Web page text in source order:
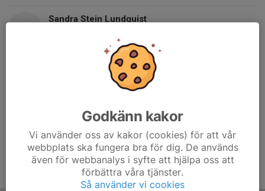
Sandra Stein Lundquist
Sandra.stein@mercuragent.se
073-366 46 23
mats.bg.ahnlund@gmail.com
Godkänn kakor
Vi använder oss av kakor (cookies) för att vår
webbplats ska fungera bra för dig. De används
även för webbanalys i syfte att hjälpa oss att
förbättra våra tjänster.
Så använder vi cookies